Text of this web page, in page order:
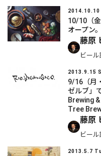
2014.10.10
10/10（金
オープン。
藤原
ビー
2013.9.15
9/16（月
ゼルブ」
Brewing
Tree
藤原
ビー
2013.5.7